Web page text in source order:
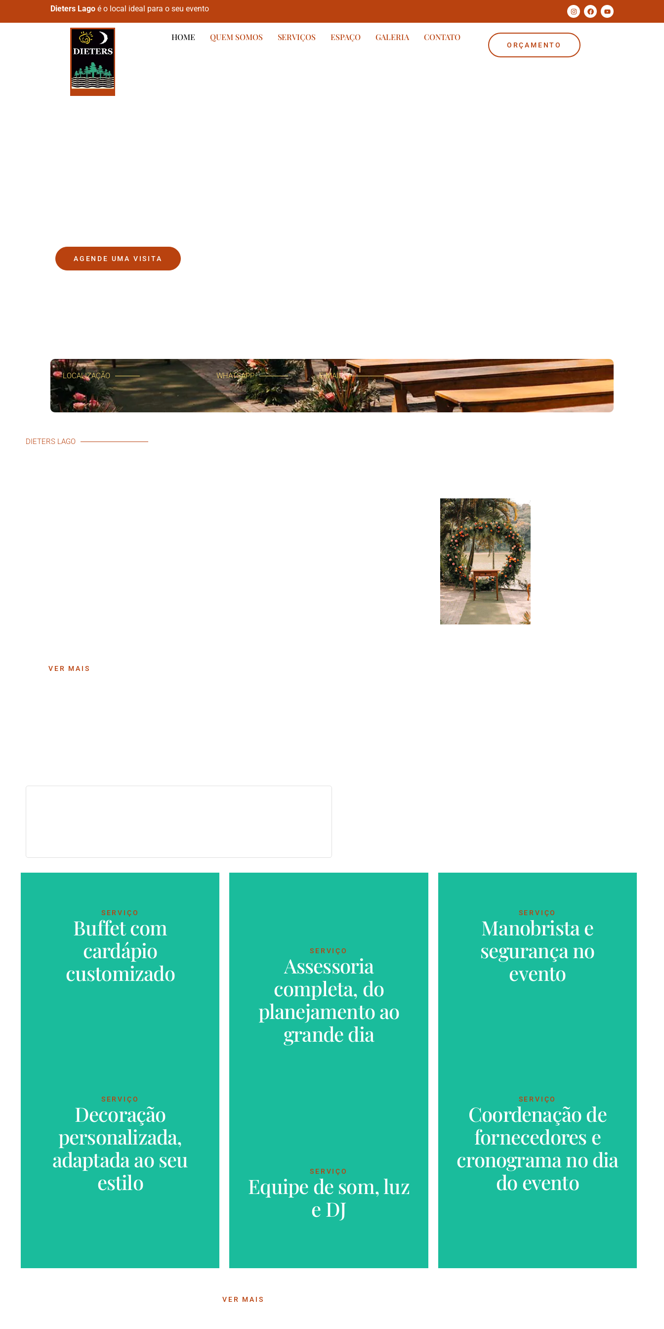
Dieters Lago é o local ideal para o seu evento
HOME QUEM SOMOS SERVIÇOS ESPAÇO GALERIA CONTATO
ORÇAMENTO
AGENDE UMA VISITA
LOCALIZAÇÃO WHATSAPP E-MAIL
DIETERS LAGO
VER MAIS
SERVIÇO
Buffet com
cardápio
customizado
VER MAIS
SERVIÇO
Decoração
personalizada,
adaptada ao seu
estilo
VER MAIS
SERVIÇO
Assessoria
completa, do
planejamento ao
grande dia
VER MAIS
SERVIÇO
Equipe de som, luz
e DJ
VER MAIS
SERVIÇO
Manobrista e
segurança no
evento
VER MAIS
SERVIÇO
Coordenação de
fornecedores e
cronograma no dia
do evento
VER MAIS
VER MAIS